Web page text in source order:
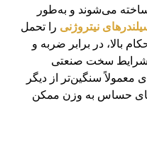
ساخته می‌شوند و به‌طور
نیتروژنی را تحمل
بالا، در برابر ضربه و
شرایط سخت صنعتی
معمولاً سنگین‌تر از دیگر
حساس به وزن ممکن